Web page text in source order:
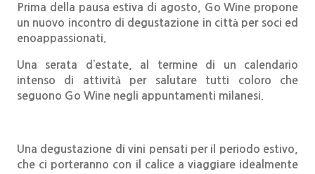
Prima della pausa estiva di agosto, Go Wine propone
un nuovo incontro di degustazione in città per soci ed
enoappassionati.
Una serata d’estate, al termine di un calendario
intenso di attività per salutare tutti coloro che
seguono Go Wine negli appuntamenti milanesi.
Una degustazione di vini pensati per il periodo estivo,
che ci porteranno con il calice a viaggiare idealmente